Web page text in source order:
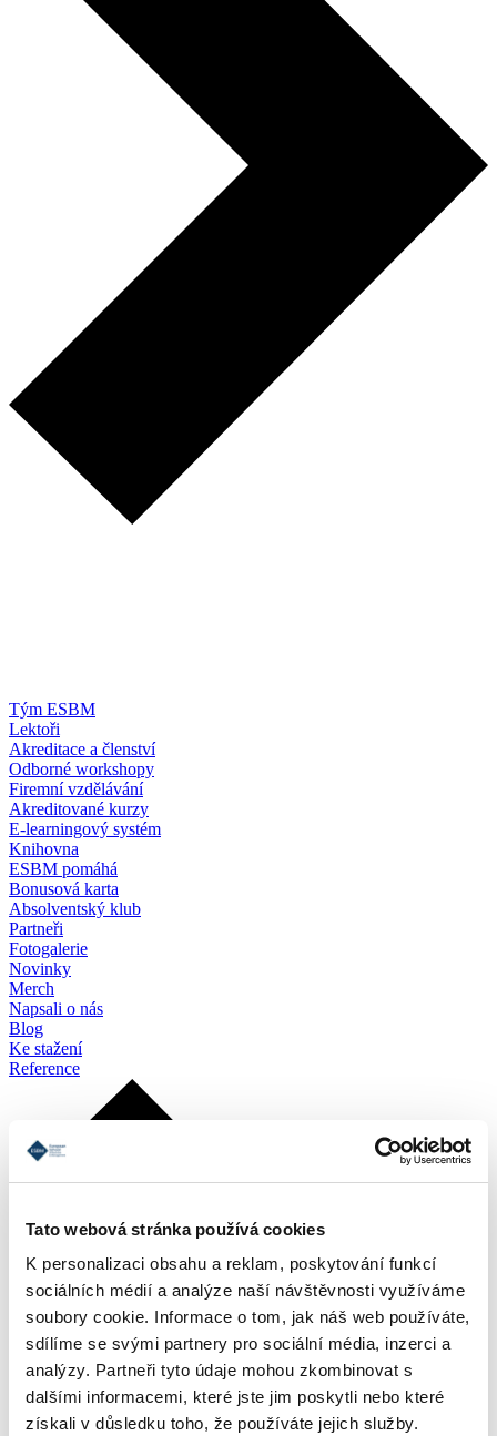
Tato webová stránka používá cookies
K personalizaci obsahu a reklam, poskytování funkcí
sociálních médií a analýze naší návštěvnosti využíváme
soubory cookie. Informace o tom, jak náš web používáte,
sdílíme se svými partnery pro sociální média, inzerci a
analýzy. Partneři tyto údaje mohou zkombinovat s
dalšími informacemi, které jste jim poskytli nebo které
získali v důsledku toho, že používáte jejich služby.
Tým ESBM
Lektoři
Akreditace a členství
Odborné workshopy
Firemní vzdělávání
Akreditované kurzy
E-learningový systém
Knihovna
ESBM pomáhá
Bonusová karta
Absolventský klub
Partneři
Fotogalerie
Novinky
Merch
Napsali o nás
Blog
Ke stažení
Reference